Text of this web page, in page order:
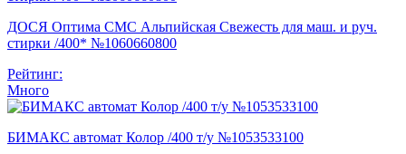
ДОСЯ Оптима СМС Альпийская Свежесть для маш. и руч.
стирки /400* №1060660800
Рейтинг:
Много
БИМАКС автомат Колор /400 т/у №1053533100